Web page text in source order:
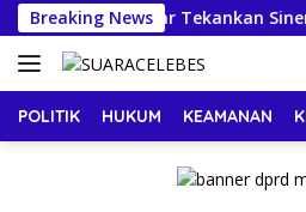
Langsung
ke
konten
Breaking News
Makassar Tekankan Sinergi
POLITIK HUKUM KEAMANAN